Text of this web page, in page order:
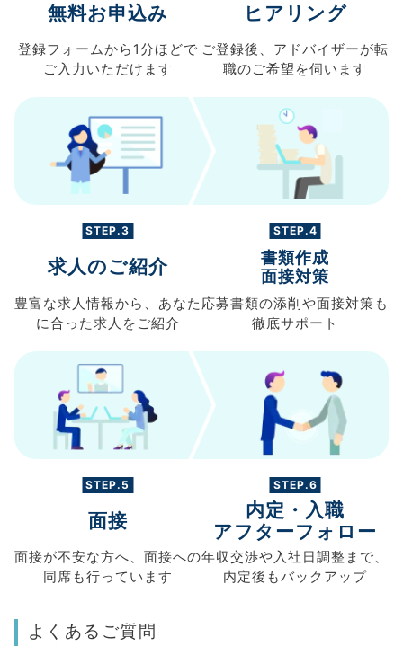
無料お申込み
登録フォームから 1分ほどで
ご入力 いただけます
ヒアリング
ご登録後、 アドバイザーが転
職のご希望を伺います
STEP.3
求人のご紹介
豊富な求人情報から、 あなた
に合った求人を ご紹介
STEP.4
書類作成
面接対策
応募書類の添削や面接対策も
徹底サポート
STEP.5
面接
面接が不安な方へ、 面接への
同席も行っています
STEP.6
内定・入職
アフターフォロー
年収交渉や入社日調整まで、
内定後もバックアップ
よくあるご質問